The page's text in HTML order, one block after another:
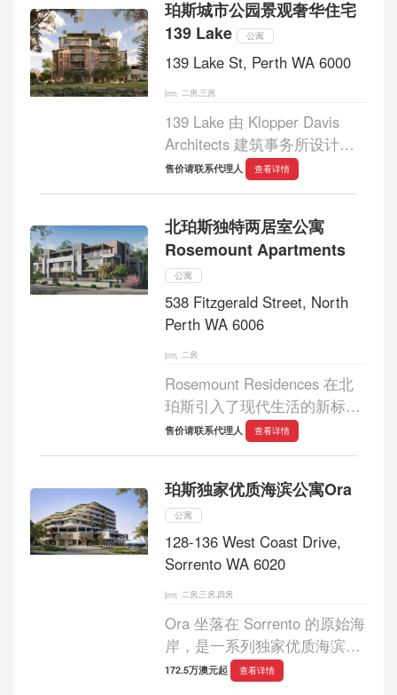
地处珀斯市中心，地理位置得
天独厚，步行...
珀斯城市公园景观奢华住宅
139 Lake
公寓
139 Lake St, Perth WA 6000
二房,三房
139 Lake 由 Klopper Davis
Architects 建筑事务所设计，
拥有 21 套设计独特、细节精
美丽、历史最悠久的林荫大道
之一。两套联排别墅...
售价请联系代理人 查看详情
北珀斯独特两居室公寓
Rosemount Apartments
公寓
538 Fitzgerald Street, North
Perth WA 6006
二房
Rosemount Residences 在北
珀斯引入了现代生活的新标
杆，将现代优雅与郊区的传统
魅力融为一体。这个精品开发
15 套独特的两居室公寓，每套
公寓均采用高端饰...
售价请联系代理人 查看详情
珀斯独家优质海滨公寓Ora
公寓
128-136 West Coast Drive,
Sorrento WA 6020
二房,三房,四房
Ora 坐落在 Sorrento 的原始海
岸，是一系列独家优质海滨住
宅，旨在让居民沉浸在沿海生
172.5万澳元起 查看详情